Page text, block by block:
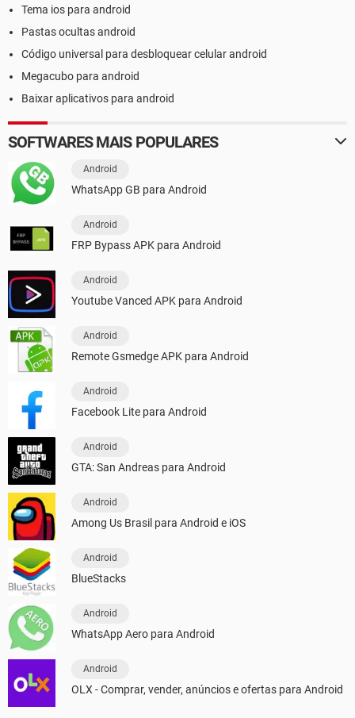
Tema ios para android
Pastas ocultas android
Código universal para desbloquear celular android
Megacubo para android
Baixar aplicativos para android
SOFTWARES MAIS POPULARES
Android
WhatsApp GB para Android
Android
FRP Bypass APK para Android
Android
Youtube Vanced APK para Android
Android
Remote Gsmedge APK para Android
Android
Facebook Lite para Android
Android
GTA: San Andreas para Android
Android
Among Us Brasil para Android e iOS
Android
BlueStacks
Android
WhatsApp Aero para Android
Android
OLX - Comprar, vender, anúncios e ofertas para Android